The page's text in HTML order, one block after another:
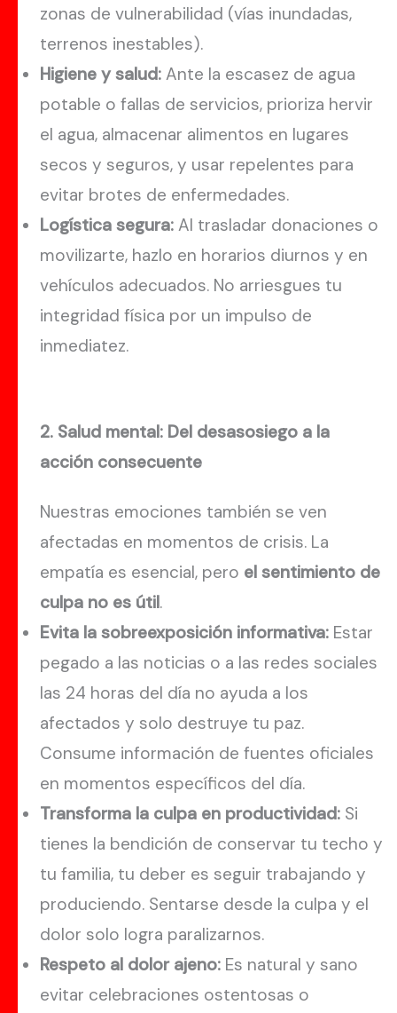
zonas de vulnerabilidad (vías inundadas,
terrenos inestables).
Higiene y salud: Ante la escasez de agua
potable o fallas de servicios, prioriza hervir
el agua, almacenar alimentos en lugares
secos y seguros, y usar repelentes para
evitar brotes de enfermedades.
Logística segura: Al trasladar donaciones o
movilizarte, hazlo en horarios diurnos y en
vehículos adecuados. No arriesgues tu
integridad física por un impulso de
inmediatez.
2. Salud mental: Del desasosiego a la
acción consecuente
Nuestras emociones también se ven
afectadas en momentos de crisis. La
empatía es esencial, pero el sentimiento de
culpa no es útil.
Evita la sobreexposición informativa: Estar
pegado a las noticias o a las redes sociales
las 24 horas del día no ayuda a los
afectados y solo destruye tu paz.
Consume información de fuentes oficiales
en momentos específicos del día.
Transforma la culpa en productividad: Si
tienes la bendición de conservar tu techo y
tu familia, tu deber es seguir trabajando y
produciendo. Sentarse desde la culpa y el
dolor solo logra paralizarnos.
Respeto al dolor ajeno: Es natural y sano
evitar celebraciones ostentosas o